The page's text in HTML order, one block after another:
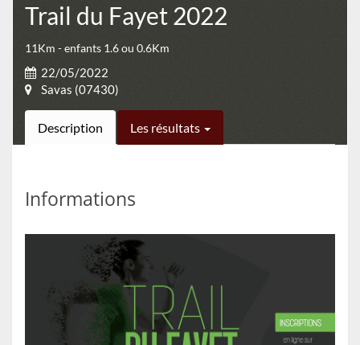
Trail du Fayet 2022
11Km - enfants 1.6 ou 0.6Km
22/05/2022
Savas (07430)
Description Les résultats
Informations